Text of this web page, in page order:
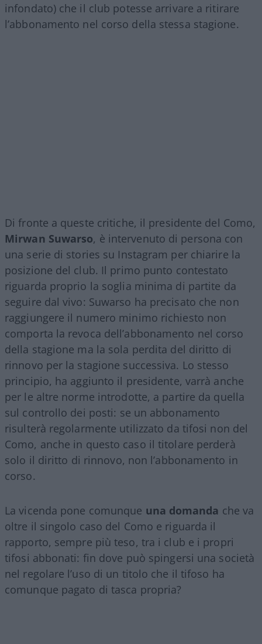
infondato) che il club potesse arrivare a ritirare
l’abbonamento nel corso della stessa stagione.
Di fronte a queste critiche, il presidente del Como,
Mirwan Suwarso, è intervenuto di persona con
una serie di stories su Instagram per chiarire la
posizione del club. Il primo punto contestato
riguarda proprio la soglia minima di partite da
seguire dal vivo: Suwarso ha precisato che non
raggiungere il numero minimo richiesto non
comporta la revoca dell’abbonamento nel corso
della stagione ma la sola perdita del diritto di
rinnovo per la stagione successiva. Lo stesso
principio, ha aggiunto il presidente, varrà anche
per le altre norme introdotte, a partire da quella
sul controllo dei posti: se un abbonamento
risulterà regolarmente utilizzato da tifosi non del
Como, anche in questo caso il titolare perderà
solo il diritto di rinnovo, non l’abbonamento in
corso.
La vicenda pone comunque una domanda che va
oltre il singolo caso del Como e riguarda il
rapporto, sempre più teso, tra i club e i propri
tifosi abbonati: fin dove può spingersi una società
nel regolare l’uso di un titolo che il tifoso ha
comunque pagato di tasca propria?